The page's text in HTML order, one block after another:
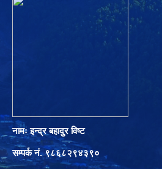
नामः इन्द्र बहादुर विष्ट
सम्पर्क नं. ९८६८२९४३९०